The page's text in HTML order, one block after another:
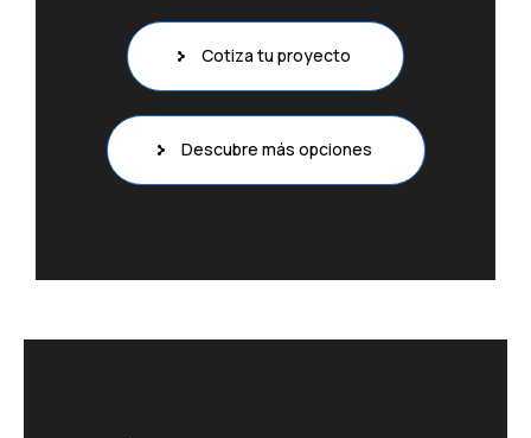
Cotiza tu proyecto
Descubre más opciones